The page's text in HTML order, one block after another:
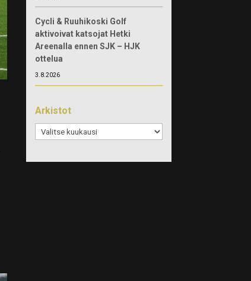
Cycli & Ruuhikoski Golf
aktivoivat katsojat Hetki
Areenalla ennen SJK – HJK
ottelua
3.8.2026
Arkistot
Arkistot